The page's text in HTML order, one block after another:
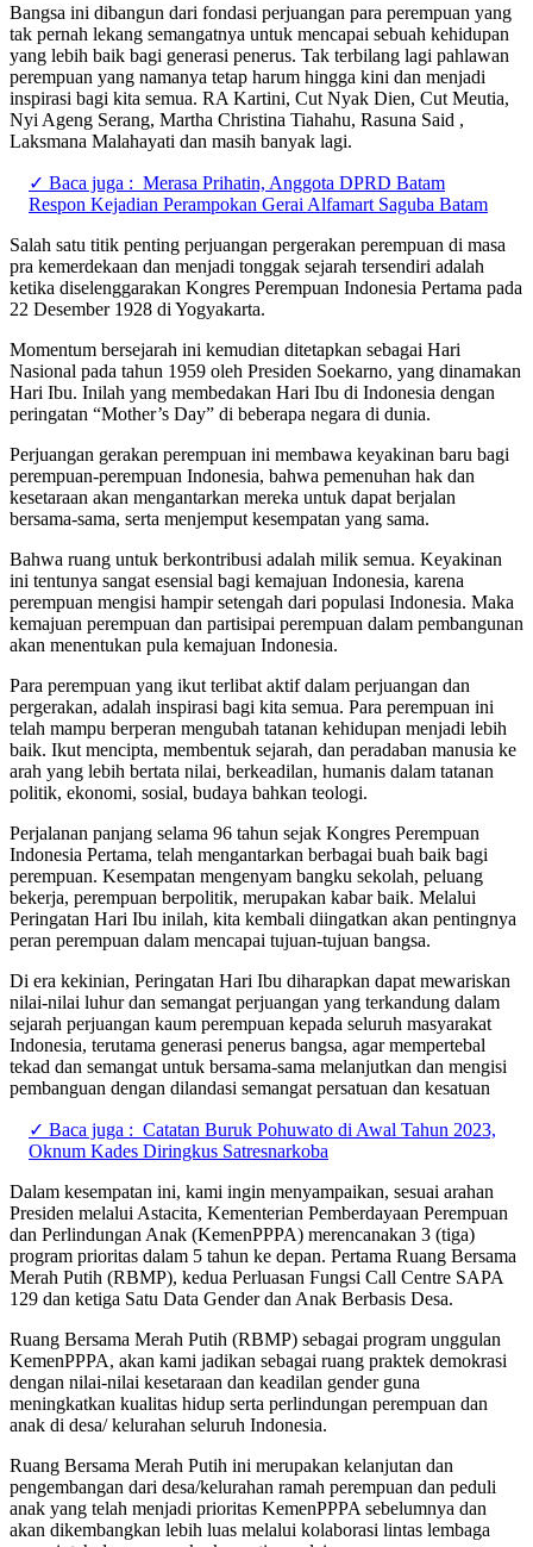
Bangsa ini dibangun dari fondasi perjuangan para perempuan yang
tak pernah lekang semangatnya untuk mencapai sebuah kehidupan
yang lebih baik bagi generasi penerus. Tak terbilang lagi pahlawan
perempuan yang namanya tetap harum hingga kini dan menjadi
inspirasi bagi kita semua. RA Kartini, Cut Nyak Dien, Cut Meutia,
Nyi Ageng Serang, Martha Christina Tiahahu, Rasuna Said ,
Laksmana Malahayati dan masih banyak lagi.
✓ Baca juga : Merasa Prihatin, Anggota DPRD Batam
Respon Kejadian Perampokan Gerai Alfamart Saguba Batam
Salah satu titik penting perjuangan pergerakan perempuan di masa
pra kemerdekaan dan menjadi tonggak sejarah tersendiri adalah
ketika diselenggarakan Kongres Perempuan Indonesia Pertama pada
22 Desember 1928 di Yogyakarta.
Momentum bersejarah ini kemudian ditetapkan sebagai Hari
Nasional pada tahun 1959 oleh Presiden Soekarno, yang dinamakan
Hari Ibu. Inilah yang membedakan Hari Ibu di Indonesia dengan
peringatan “Mother’s Day” di beberapa negara di dunia.
Perjuangan gerakan perempuan ini membawa keyakinan baru bagi
perempuan-perempuan Indonesia, bahwa pemenuhan hak dan
kesetaraan akan mengantarkan mereka untuk dapat berjalan
bersama-sama, serta menjemput kesempatan yang sama.
Bahwa ruang untuk berkontribusi adalah milik semua. Keyakinan
ini tentunya sangat esensial bagi kemajuan Indonesia, karena
perempuan mengisi hampir setengah dari populasi Indonesia. Maka
kemajuan perempuan dan partisipai perempuan dalam pembangunan
akan menentukan pula kemajuan Indonesia.
Para perempuan yang ikut terlibat aktif dalam perjuangan dan
pergerakan, adalah inspirasi bagi kita semua. Para perempuan ini
telah mampu berperan mengubah tatanan kehidupan menjadi lebih
baik. Ikut mencipta, membentuk sejarah, dan peradaban manusia ke
arah yang lebih bertata nilai, berkeadilan, humanis dalam tatanan
politik, ekonomi, sosial, budaya bahkan teologi.
Perjalanan panjang selama 96 tahun sejak Kongres Perempuan
Indonesia Pertama, telah mengantarkan berbagai buah baik bagi
perempuan. Kesempatan mengenyam bangku sekolah, peluang
bekerja, perempuan berpolitik, merupakan kabar baik. Melalui
Peringatan Hari Ibu inilah, kita kembali diingatkan akan pentingnya
peran perempuan dalam mencapai tujuan-tujuan bangsa.
Di era kekinian, Peringatan Hari Ibu diharapkan dapat mewariskan
nilai-nilai luhur dan semangat perjuangan yang terkandung dalam
sejarah perjuangan kaum perempuan kepada seluruh masyarakat
Indonesia, terutama generasi penerus bangsa, agar mempertebal
tekad dan semangat untuk bersama-sama melanjutkan dan mengisi
pembanguan dengan dilandasi semangat persatuan dan kesatuan
✓ Baca juga : Catatan Buruk Pohuwato di Awal Tahun 2023,
Oknum Kades Diringkus Satresnarkoba
Dalam kesempatan ini, kami ingin menyampaikan, sesuai arahan
Presiden melalui Astacita, Kementerian Pemberdayaan Perempuan
dan Perlindungan Anak (KemenPPPA) merencanakan 3 (tiga)
program prioritas dalam 5 tahun ke depan. Pertama Ruang Bersama
Merah Putih (RBMP), kedua Perluasan Fungsi Call Centre SAPA
129 dan ketiga Satu Data Gender dan Anak Berbasis Desa.
Ruang Bersama Merah Putih (RBMP) sebagai program unggulan
KemenPPPA, akan kami jadikan sebagai ruang praktek demokrasi
dengan nilai-nilai kesetaraan dan keadilan gender guna
meningkatkan kualitas hidup serta perlindungan perempuan dan
anak di desa/ kelurahan seluruh Indonesia.
Ruang Bersama Merah Putih ini merupakan kelanjutan dan
pengembangan dari desa/kelurahan ramah perempuan dan peduli
anak yang telah menjadi prioritas KemenPPPA sebelumnya dan
akan dikembangkan lebih luas melalui kolaborasi lintas lembaga